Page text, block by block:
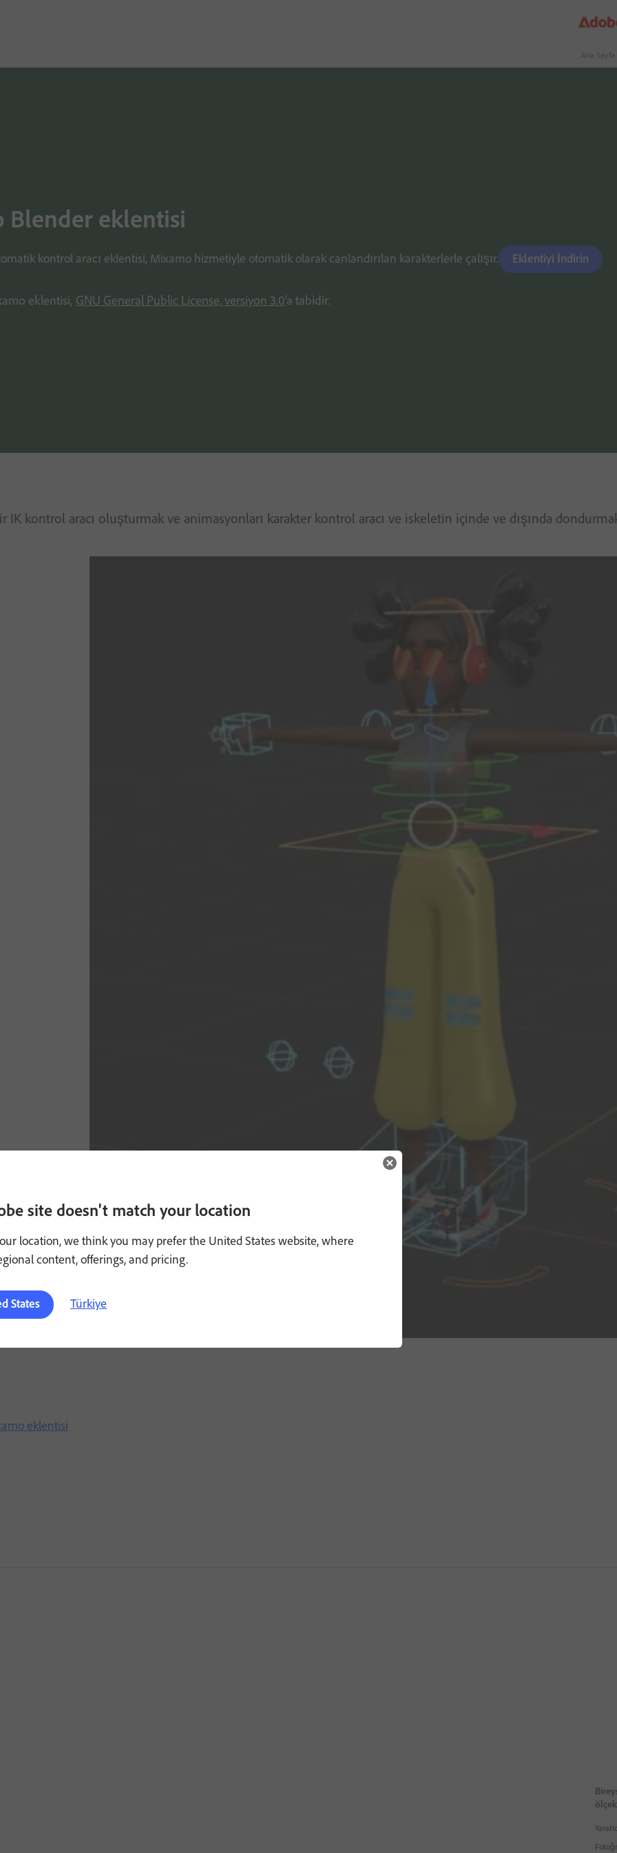
Ana Sayfa
Blender eklentisi
kontrol aracı eklentisi, Mixamo hizmetiyle otomatik olarak canlandırılan karakterlerle çalışır. Eklentiyi İndirin
eklentisi, GNU General Public License, versiyon 3.0'a tabidir.
IK kontrol aracı oluşturmak ve animasyonları karakter kontrol aracı ve iskeletin içinde ve dışında
eklentisi
site doesn't match your location
location, we think you may prefer the United States website, where
content, offerings, and pricing.
States Türkiye